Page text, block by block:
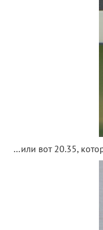
…или вот 20.35,